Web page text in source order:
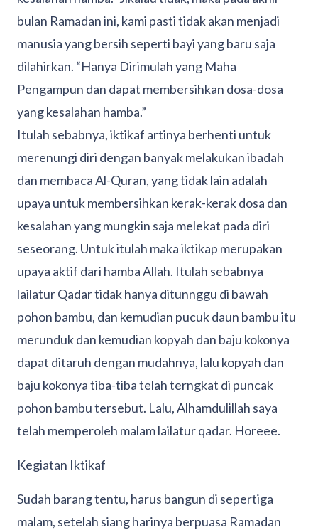
bulan Ramadan ini, kami pasti tidak akan menjadi
manusia yang bersih seperti bayi yang baru saja
dilahirkan. “Hanya Dirimulah yang Maha
Pengampun dan dapat membersihkan dosa-dosa
yang kesalahan hamba.”
Itulah sebabnya, iktikaf artinya berhenti untuk
merenungi diri dengan banyak melakukan ibadah
dan membaca Al-Quran, yang tidak lain adalah
upaya untuk membersihkan kerak-kerak dosa dan
kesalahan yang mungkin saja melekat pada diri
seseorang. Untuk itulah maka iktikap merupakan
upaya aktif dari hamba Allah. Itulah sebabnya
lailatur Qadar tidak hanya ditunnggu di bawah
pohon bambu, dan kemudian pucuk daun bambu itu
merunduk dan kemudian kopyah dan baju kokonya
dapat ditaruh dengan mudahnya, lalu kopyah dan
baju kokonya tiba-tiba telah terngkat di puncak
pohon bambu tersebut. Lalu, Alhamdulillah saya
telah memperoleh malam lailatur qadar. Horeee.
Kegiatan Iktikaf
Sudah barang tentu, harus bangun di sepertiga
malam, setelah siang harinya berpuasa Ramadan